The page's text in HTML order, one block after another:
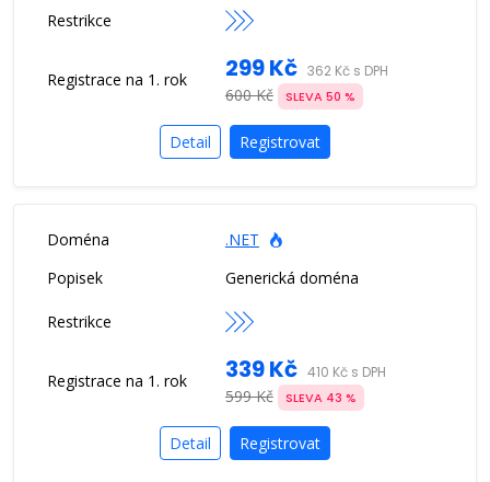
299 Kč 362 Kč s DPH
600 Kč SLEVA 50 %
Detail Registrovat
.NET
Generická doména
339 Kč 410 Kč s DPH
599 Kč SLEVA 43 %
Detail Registrovat